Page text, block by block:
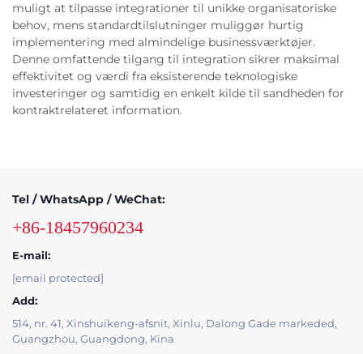
muligt at tilpasse integrationer til unikke organisatoriske
behov, mens standardtilslutninger muliggør hurtig
implementering med almindelige businessværktøjer.
Denne omfattende tilgang til integration sikrer maksimal
effektivitet og værdi fra eksisterende teknologiske
investeringer og samtidig en enkelt kilde til sandheden for
kontraktrelateret information.
Tel / WhatsApp / WeChat:
+86-18457960234
E-mail:
[email protected]
Add:
514, nr. 41, Xinshuikeng-afsnit, Xinlu, Dalong Gade markeded,
Guangzhou, Guangdong, Kina